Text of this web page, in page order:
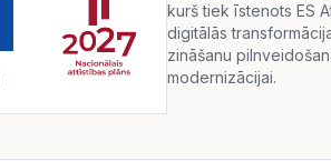
kurš tiek īstenots ES
digitālās
zināšanu
modernizācijai.